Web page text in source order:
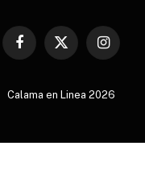
Facebook
X
Instagram
Calama en Linea 2026